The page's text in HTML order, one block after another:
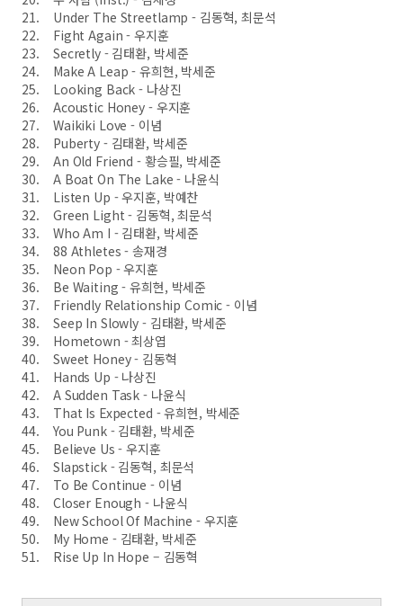
21. Under The Streetlamp - 김동혁, 최문석
22. Fight Again - 우지훈
23. Secretly - 김태환, 박세준
24. Make A Leap - 유희현, 박세준
25. Looking Back - 나상진
26. Acoustic Honey - 우지훈
27. Waikiki Love - 이념
28. Puberty - 김태환, 박세준
29. An Old Friend - 황승필, 박세준
30. A Boat On The Lake - 나윤식
31. Listen Up - 우지훈, 박예찬
32. Green Light - 김동혁, 최문석
33. Who Am I - 김태환, 박세준
34. 88 Athletes - 송재경
35. Neon Pop - 우지훈
36. Be Waiting - 유희현, 박세준
37. Friendly Relationship Comic - 이념
38. Seep In Slowly - 김태환, 박세준
39. Hometown - 최상엽
40. Sweet Honey - 김동혁
41. Hands Up - 나상진
42. A Sudden Task - 나윤식
43. That Is Expected - 유희현, 박세준
44. You Punk - 김태환, 박세준
45. Believe Us - 우지훈
46. Slapstick - 김동혁, 최문석
47. To Be Continue - 이념
48. Closer Enough - 나윤식
49. New School Of Machine - 우지훈
50. My Home - 김태환, 박세준
51. Rise Up In Hope – 김동혁